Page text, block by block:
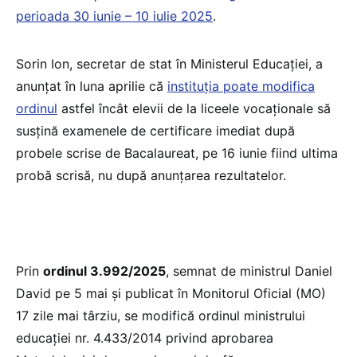
perioada 30 iunie – 10 iulie 2025.
Sorin Ion, secretar de stat în Ministerul Educației, a
anunțat în luna aprilie că instituția poate modifica
ordinul astfel încât elevii de la liceele vocaționale să
susțină examenele de certificare imediat după
probele scrise de Bacalaureat, pe 16 iunie fiind ultima
probă scrisă, nu după anunțarea rezultatelor.
Prin ordinul 3.992/2025, semnat de ministrul Daniel
David pe 5 mai și publicat în Monitorul Oficial (MO)
17 zile mai târziu, se modifică ordinul ministrului
educației nr. 4.433/2014 privind aprobarea